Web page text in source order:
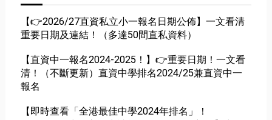
【👉2026/27直資私立小一報名日期公佈】一文看清
重要日期及連結！（多達50間直私資料）
【直資中一報名2024-2025！】👉重要日期！一文看
清！（不斷更新）直資中學排名2024/25兼直資中一
報名
【即時查看「全港最佳中學2024年排名」！